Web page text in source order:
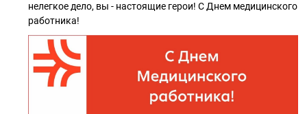
нелегкое дело, вы - настоящие герои! С Днем медицинского
работника!